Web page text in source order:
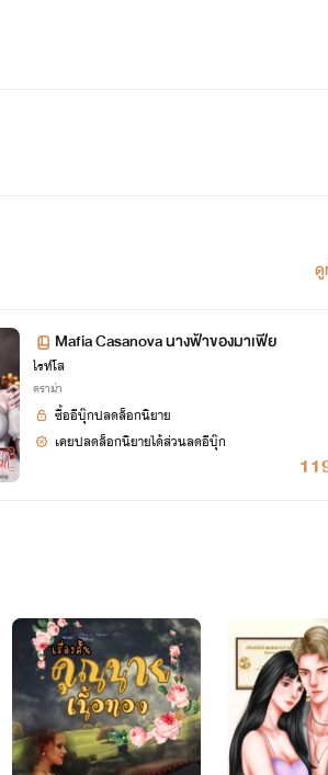
Mafia Casanova นางฟ้าของมาเฟีย
ไรท์โส
ดราม่า
ซื้ออีบุ๊กปลดล็อกนิยาย
เคยปลดล็อกนิยายได้ส่วนลดอีบุ๊ก